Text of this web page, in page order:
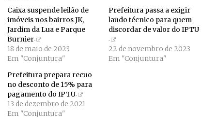
Caixa suspende leilão de
imóveis nos bairros JK,
Jardim da Lua e Parque
Burnier
18 de maio de 2023
Em "Conjuntura"
Prefeitura passa a exigir
laudo técnico para quem
discordar de valor do IPTU
22 de novembro de 2023
Em "Conjuntura"
Prefeitura prepara recuo
no desconto de 15% para
pagamento do IPTU
13 de dezembro de 2021
Em "Conjuntura"